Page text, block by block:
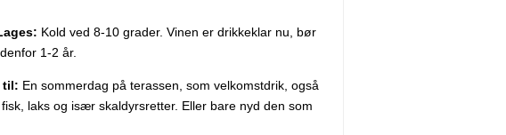
Kold ved 8-10 grader. Vinen er drikkeklar nu, bør
1-2 år.
til: En sommerdag på terassen, som velkomstdrik, også
laks og især skaldyrsretter. Eller bare nyd den som